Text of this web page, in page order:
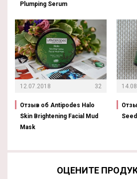
Plumping Serum
12.07.2018 32
Отзыв об Antipodes Halo
Skin Brightening Facial Mud
Mask
ОЦЕНИТЕ